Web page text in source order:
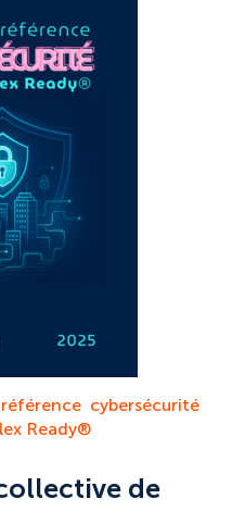
cybersécurité
Ready®
de